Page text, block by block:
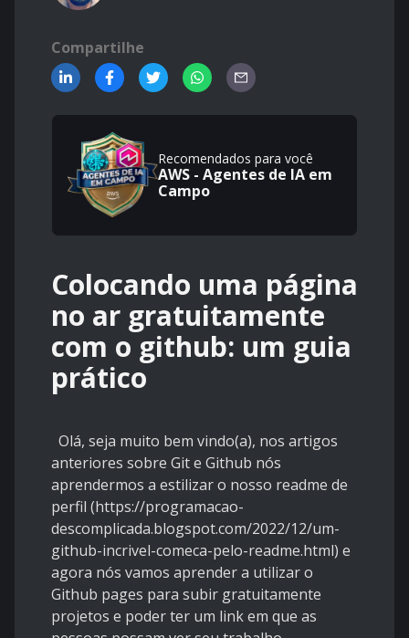
Compartilhe
Recomendados para você
AWS - Agentes de IA em
Campo
Colocando uma página
no ar gratuitamente
com o github: um guia
prático
Olá, seja muito bem vindo(a), nos artigos
anteriores sobre Git e Github nós
aprendermos a estilizar o nosso readme de
perfil (https://programacao-
descomplicada.blogspot.com/2022/12/um-
github-incrivel-comeca-pelo-readme.html) e
agora nós vamos aprender a utilizar o
Github pages para subir gratuitamente
projetos e poder ter um link em que as